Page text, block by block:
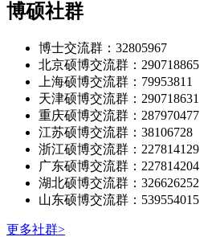
博硕社群
博士交流群：32805967
北京硕博交流群：290718865
上海硕博交流群：79953811
天津硕博交流群：290718631
重庆硕博交流群：287970477
江苏硕博交流群：38106728
浙江硕博交流群：227814129
广东硕博交流群：227814204
湖北硕博交流群：326626252
山东硕博交流群：539554015
更多社群>